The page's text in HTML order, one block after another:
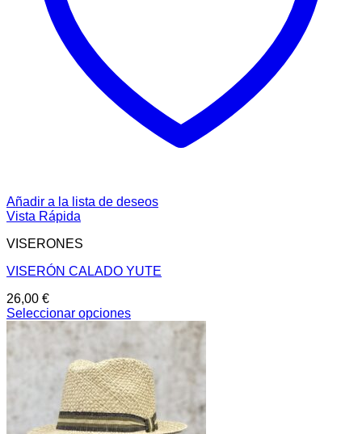
Añadir a la lista de deseos
Vista Rápida
VISERONES
VISERÓN CALADO YUTE
26,00 €
Seleccionar opciones
Este
tiene
variantes.
opciones